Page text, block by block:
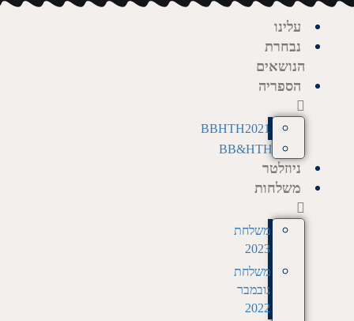
עלינו
נבחרת
הנושאים
הספריה
BBHTH2021
BB&HTH
ניוזלטר
משלחות
משלחת
2023
משלחת
נובמבר
2022